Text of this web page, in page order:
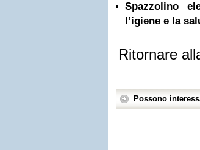
Spazzolino
l’igiene e la
Ritornare
Possono